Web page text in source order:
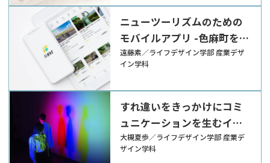
ニューツーリズムのための
モバイルアプリ -色麻町を事
例として
遠藤素／ライフデザイン学部 産業デザ
イン学科
すれ違いをきっかけにコミ
ュニケーションを生むイン
タラクティブコンテンツの
制作
大槻夏歩／ライフデザイン学部 産業デ
ザイン学科